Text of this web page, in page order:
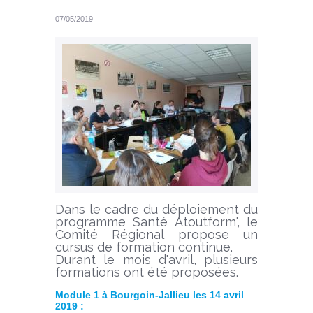
07/05/2019
Dans le cadre du déploiement du
programme Santé Atoutform', le
Comité Régional propose un
cursus de formation continue.
Durant le mois d'avril, plusieurs
formations ont été proposées.
Module 1 à Bourgoin-Jallieu les 14 avril
2019 :